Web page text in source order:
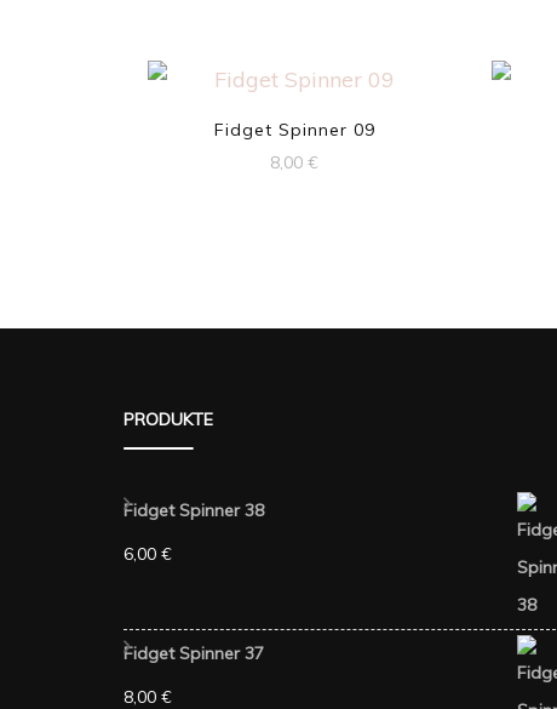
Fidget Spinner 09
8,00€
PRODUKTE
Fidget Spinner 38
6,00 €
Fidget Spinner 37
8,00 €